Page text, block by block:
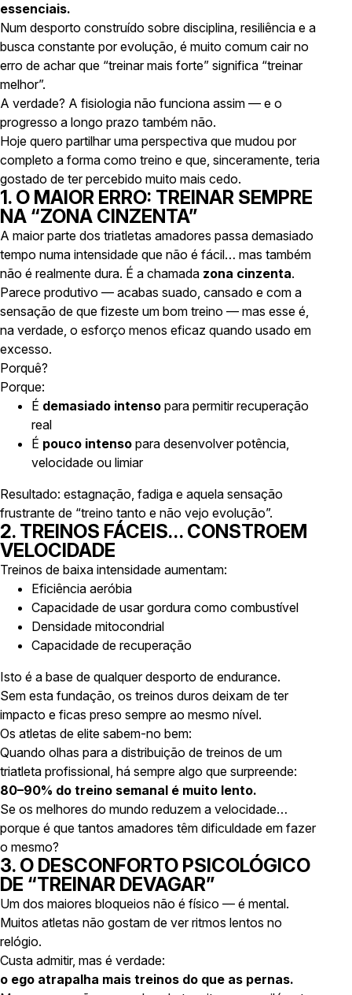
essenciais.
Num desporto construído sobre disciplina, resiliência e a
busca constante por evolução, é muito comum cair no
erro de achar que “treinar mais forte” significa “treinar
melhor”.
A verdade? A fisiologia não funciona assim — e o
progresso a longo prazo também não.
Hoje quero partilhar uma perspectiva que mudou por
completo a forma como treino e que, sinceramente, teria
gostado de ter percebido muito mais cedo.
1. O MAIOR ERRO: TREINAR SEMPRE
NA “ZONA CINZENTA”
A maior parte dos triatletas amadores passa demasiado
tempo numa intensidade que não é fácil… mas também
não é realmente dura. É a chamada zona cinzenta.
Parece produtivo — acabas suado, cansado e com a
sensação de que fizeste um bom treino — mas esse é,
na verdade, o esforço menos eficaz quando usado em
excesso.
Porquê?
Porque:
É demasiado intenso para permitir recuperação
real
É pouco intenso para desenvolver potência,
velocidade ou limiar
Resultado: estagnação, fadiga e aquela sensação
frustrante de “treino tanto e não vejo evolução”.
2. TREINOS FÁCEIS… CONSTROEM
VELOCIDADE
Treinos de baixa intensidade aumentam:
Eficiência aeróbia
Capacidade de usar gordura como combustível
Densidade mitocondrial
Capacidade de recuperação
Isto é a base de qualquer desporto de endurance.
Sem esta fundação, os treinos duros deixam de ter
impacto e ficas preso sempre ao mesmo nível.
Os atletas de elite sabem-no bem:
Quando olhas para a distribuição de treinos de um
triatleta profissional, há sempre algo que surpreende:
80–90% do treino semanal é muito lento.
Se os melhores do mundo reduzem a velocidade…
porque é que tantos amadores têm dificuldade em fazer
o mesmo?
3. O DESCONFORTO PSICOLÓGICO
DE “TREINAR DEVAGAR”
Um dos maiores bloqueios não é físico — é mental.
Muitos atletas não gostam de ver ritmos lentos no
relógio.
Custa admitir, mas é verdade:
o ego atrapalha mais treinos do que as pernas.